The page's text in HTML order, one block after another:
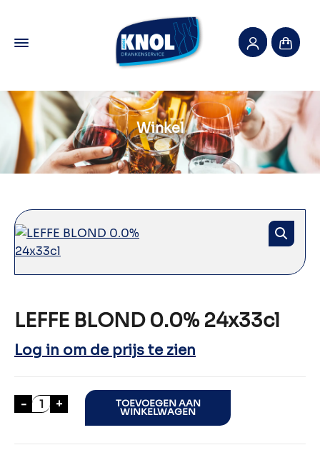
Winkel
LEFFE BLOND 0.0% 24x33cl
Log in om de prijs te zien
- LEFFE BLOND 0.0% 24x33cl aantal
+ TOEVOEGEN AAN
WINKELWAGEN